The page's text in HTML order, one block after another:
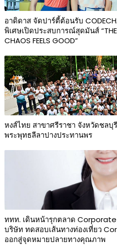
อาดิดาส จัดปาร์ตี้ต้อนรับ
พิเศษเปิดประสบการณ์สุดมันส์ “THE
CHAOS FEELS GOOD”
หงส์ไทย สาขาศรีราชา จังหวัดชล
พระพุทธลีลาปางประทานพร
ททท. เดินหน้ารุกตลาด Corporate
บริษัท ทดสอบเส้นทางท่องเที่ยว
ออกสู่จุดหมายปลายทางคุณภาพ